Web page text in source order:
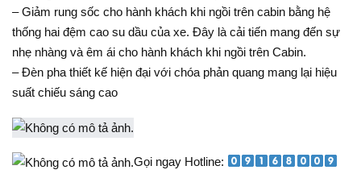
– Giảm rung sốc cho hành khách khi ngồi trên cabin bằng hệ
thống hai đệm cao su dầu của xe. Đây là cải tiến mang đến sự
nhẹ nhàng và êm ái cho hành khách khi ngồi trên Cabin.
– Đèn pha thiết kế hiện đại với chóa phản quang mang lại hiệu
suất chiếu sáng cao
Gọi ngay Hotline: